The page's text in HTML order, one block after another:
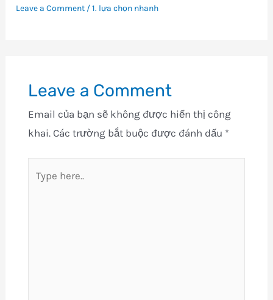
Leave a Comment /1. lựa chọn nhanh
Leave a Comment
Email của bạn sẽ không được hiển thị công
khai. Các trường bắt buộc được đánh dấu *
here..